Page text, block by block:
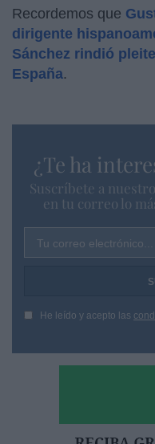
Recordemos que
dirigente
Sánchez rindió
España.
¿Te ha
Suscríbete a
en tu correo lo
Tu correo electrónico...
He leído y acepto las